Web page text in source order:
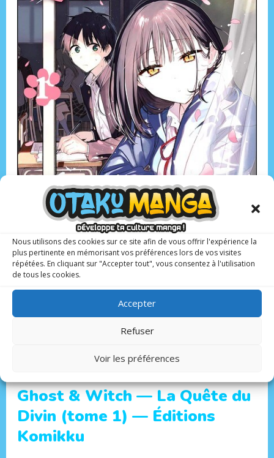
Nous utilisons des cookies sur ce site afin de vous offrir l'expérience la
plus pertinente en mémorisant vos préférences lors de vos visites
répétées. En cliquant sur "Accepter tout", vous consentez à l'utilisation
de tous les cookies.
Accepter
Refuser
Voir les préférences
Scénario et dessin : Akinoko
Genre : comédie, romance
Sortie : 5 mars 2025
Ghost & Witch — La Quête du
Divin (tome 1) — Éditions
Komikku